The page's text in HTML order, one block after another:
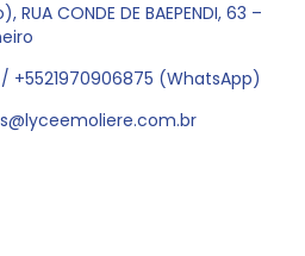
RUA CONDE DE BAEPENDI, 63 –
+5521970906875 (WhatsApp)